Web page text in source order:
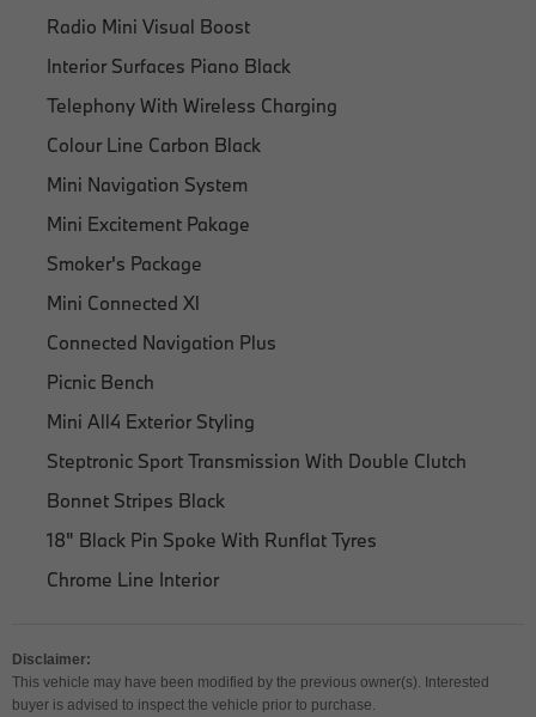
Radio Mini Visual Boost
Interior Surfaces Piano Black
Telephony With Wireless Charging
Colour Line Carbon Black
Mini Navigation System
Mini Excitement Pakage
Smoker's Package
Mini Connected Xl
Connected Navigation Plus
Picnic Bench
Mini All4 Exterior Styling
Steptronic Sport Transmission With Double Clutch
Bonnet Stripes Black
18" Black Pin Spoke With Runflat Tyres
Chrome Line Interior
Disclaimer:
This vehicle may have been modified by the previous owner(s). Interested
buyer is advised to inspect the vehicle prior to purchase.